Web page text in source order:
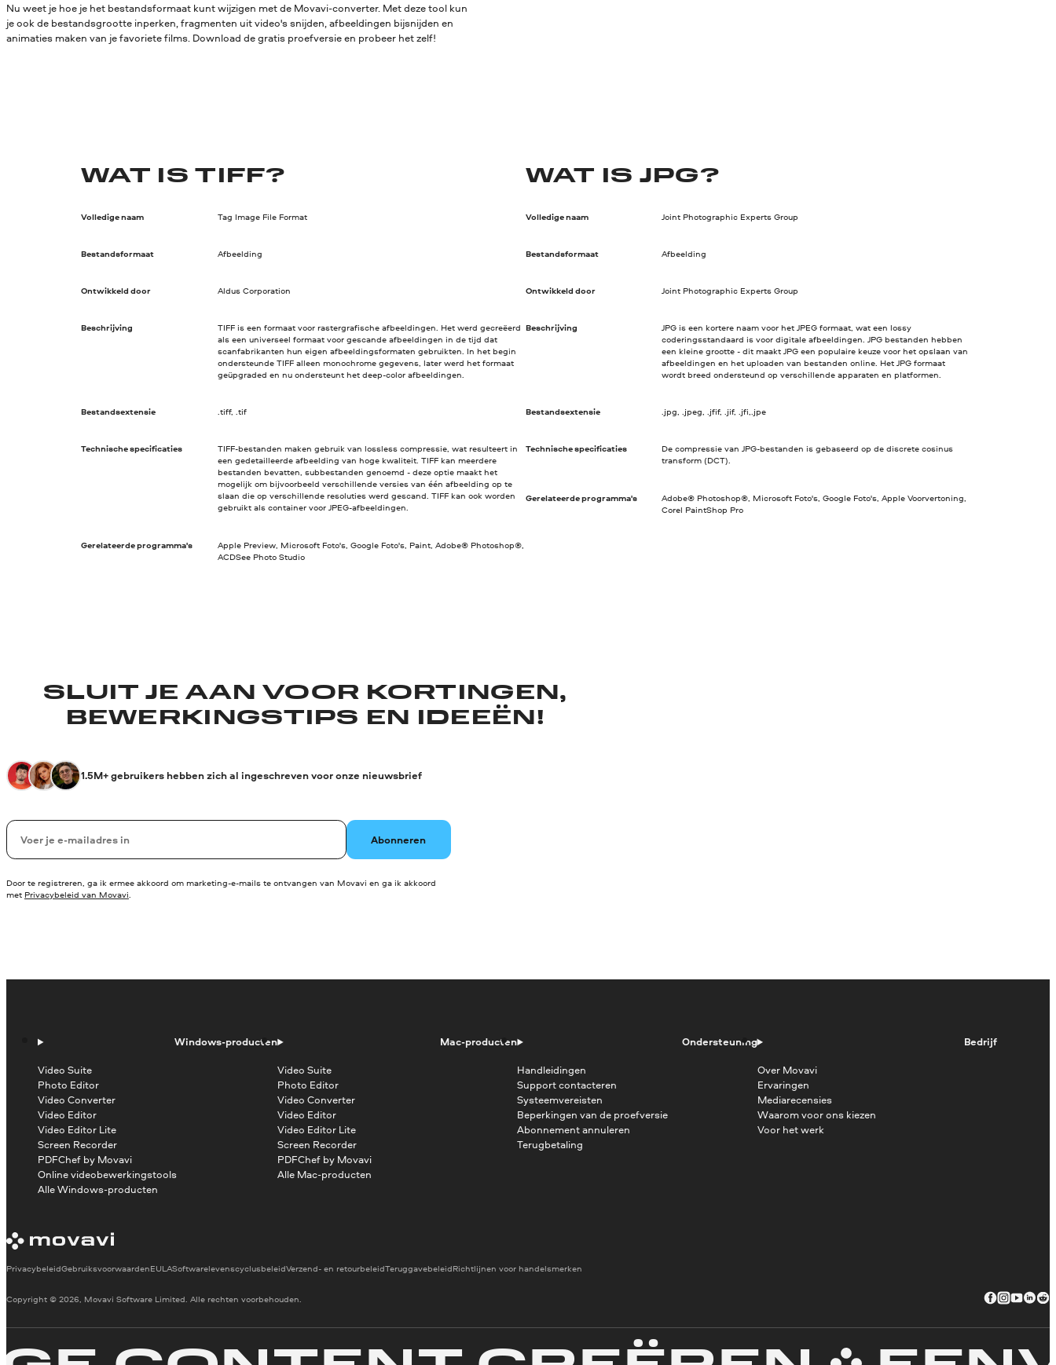
Nu weet je hoe je het bestandsformaat kunt wijzigen met de Movavi-converter. Met deze tool kun
je ook de bestandsgrootte inperken, fragmenten uit video's snijden, afbeeldingen bijsnijden en
animaties maken van je favoriete films. Download de gratis proefversie en probeer het zelf!
WAT IS TIFF?
Volledige naam Tag Image File Format
Bestandsformaat Afbeelding
Ontwikkeld door Aldus Corporation
Beschrijving
TIFF is een formaat voor rastergrafische afbeeldingen. Het werd gecreëerd
als een universeel formaat voor gescande afbeeldingen in de tijd dat
scanfabrikanten hun eigen afbeeldingsformaten gebruikten. In het begin
ondersteunde TIFF alleen monochrome gegevens, later werd het formaat
geüpgraded en nu ondersteunt het deep-color afbeeldingen.
Bestandsextensie .tiff, .tif
Technische specificaties
TIFF-bestanden maken gebruik van lossless compressie, wat resulteert in
een gedetailleerde afbeelding van hoge kwaliteit. TIFF kan meerdere
bestanden bevatten, subbestanden genoemd - deze optie maakt het
mogelijk om bijvoorbeeld verschillende versies van één afbeelding op te
slaan die op verschillende resoluties werd gescand. TIFF kan ook worden
gebruikt als container voor JPEG-afbeeldingen.
Gerelateerde programma's
Apple Preview, Microsoft Foto's, Google Foto's, Paint, Adobe® Photoshop®,
ACDSee Photo Studio
WAT IS JPG?
Volledige naam Joint Photographic Experts Group
Bestandsformaat Afbeelding
Ontwikkeld door Joint Photographic Experts Group
Beschrijving
JPG is een kortere naam voor het JPEG formaat, wat een lossy
coderingsstandaard is voor digitale afbeeldingen. JPG bestanden hebben
een kleine grootte - dit maakt JPG een populaire keuze voor het opslaan van
afbeeldingen en het uploaden van bestanden online. Het JPG formaat
wordt breed ondersteund op verschillende apparaten en platformen.
Bestandsextensie .jpg, .jpeg, .jfif, .jif, .jfi,.jpe
Technische specificaties
De compressie van JPG-bestanden is gebaseerd op de discrete cosinus
transform (DCT).
Gerelateerde programma's
Adobe® Photoshop®, Microsoft Foto's, Google Foto's, Apple Voorvertoning,
Corel PaintShop Pro
SLUIT JE AAN VOOR KORTINGEN,
BEWERKINGSTIPS EN IDEEËN!
1.5M+ gebruikers hebben zich al ingeschreven voor onze nieuwsbrief
Uw e-mail Abonneren
Door te registreren, ga ik ermee akkoord om marketing-e-mails te ontvangen van Movavi en ga ik akkoord
met Privacybeleid van Movavi
Windows-producten
Video Suite
Photo Editor
Video Converter
Video Editor
Video Editor Lite
Screen Recorder
PDFChef by Movavi
Online videobewerkingstools
Alle Windows-producten
Mac-producten
Video Suite
Photo Editor
Video Converter
Video Editor
Video Editor Lite
Screen Recorder
PDFChef by Movavi
Alle Mac-producten
Ondersteuning
Handleidingen
Support contacteren
Systeemvereisten
Beperkingen van de proefversie
Abonnement annuleren
Terugbetaling
Bedrijf
Over Movavi
Ervaringen
Mediarecensies
Waarom voor ons kiezen
Voor het werk
Copyright © 2026, Movavi Software Limited. Alle rechten voorbehouden.
PrivacybeleidGebruiksvoorwaardenEULASoftwarelevenscyclusbeleidVerzend- en retourbeleidTeruggavebeleidRichtlijnen voor handelsmerken